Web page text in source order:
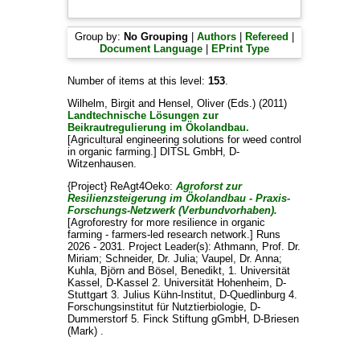
Group by: No Grouping Authors| Refereed
Document Language| EPrint Type
Number of items at this level: 153.
Wilhelm, Birgitand Hensel, Oliver(Eds.) (2011)
Landtechnische Lösungen zur
Beikrautregulierung im Ökolandbau.
[Agricultural engineering solutions for weed control
in organic farming.] DITSL GmbH, D-
Witzenhausen.
{Project} ReAgt4Oeko: Agroforst zur
Resilienzsteigerung im Ökolandbau - Praxis-
Forschungs-Netzwerk (Verbundvorhaben).
[Agroforestry for more resilience in organic
farming - farmers-led research network.] Runs
2026 - 2031. Project Leader(s): Athmann, Prof. Dr.
Miriam; Schneider, Dr. Julia; Vaupel, Dr. Anna;
Kuhla, Björnand Bösel, Benedikt, 1. Universität
Kassel, D-Kassel 2. Universität Hohenheim, D-
Stuttgart 3. Julius Kühn-Institut, D-Quedlinburg 4.
Forschungsinstitut für Nutztierbiologie, D-
Dummerstorf 5. Finck Stiftung gGmbH, D-Briesen
(Mark) .